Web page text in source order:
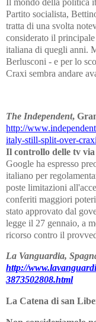
Partito socialista,
tratta di una svolta
considerato il
italiana di quegli anni.
Berlusconi - e per lo
Craxi sembra andare
The Independent,
http://
italy-still-split-over-
Il controllo delle tv
Google ha espresso
italiano per
poste limitazioni
conferiti maggiori
stato approvato dal
legge il 27 gennaio, a
ricorso contro il
La Vanguardia,
http://
3873502808.html
La Catena di san